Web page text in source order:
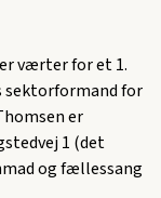
værter for et 1.
sektorformand for
er
1 (det
og fællessang